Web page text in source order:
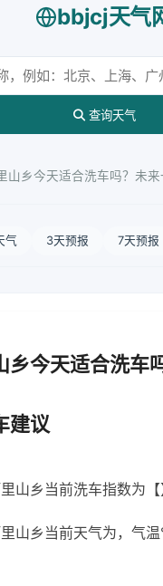
bbjcj天气
查询天气
山乡今天适合洗车吗？未
气 3天预报 7天预报
乡今天适合洗车
建议
山乡当前洗车指数为【
山乡当前天气为，气